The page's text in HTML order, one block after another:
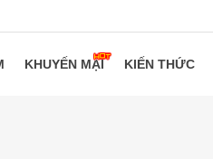
KHUYẾN MẠI KIẾN THỨC